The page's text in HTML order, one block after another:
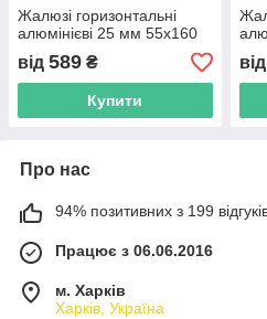
Жалюзі горизонтальні
алюмінієві 25 мм 55х160
від 589 ₴
Купити
від
Про нас
94% позитивних з 199
Працює з 06.06.2016
м. Харків
Харків, Україна